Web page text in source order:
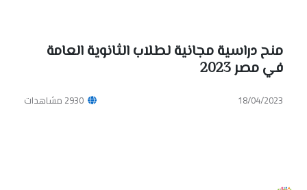
منح دراسية مجانية لطلاب الثانوية العامة
في مصر 2023
18/04/2023 2930 مشاهدات